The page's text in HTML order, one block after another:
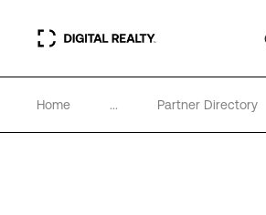
Data center
Home ... Partner Directory